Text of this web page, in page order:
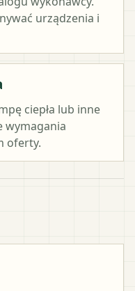
urządzenia i
ciepła lub inne
wymagania
oferty.